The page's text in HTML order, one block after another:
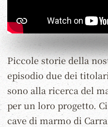
Piccole storie della
episodio due dei
sono alla ricerca del
per un loro progetto.
cave di marmo di